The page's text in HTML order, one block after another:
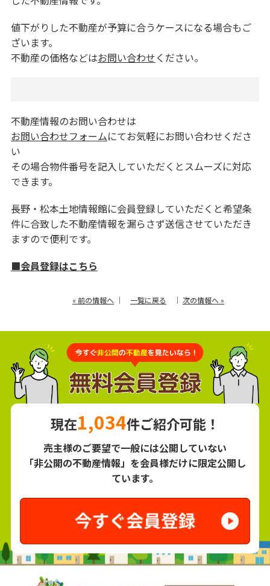
値下がりした不動産が予算に合うケースになる場合もご
ざいます。
不動産の価格などはお問い合わせください。
不動産情報のお問い合わせは
お問い合わせフォームにてお気軽にお問い合わせくださ
い
その場合物件番号を記入していただくとスムーズに対応
できます。
長野・松本土地情報館に会員登録していただくと希望条
件に合致した不動産情報を漏らさず送信させていただき
ますので便利です。
■会員登録はこちら
« 前の情報へ ｜ 一覧に戻る ｜ 次の情報へ »
現在1,034件ご紹介可能！
売主様のご要望で一般には公開していない
「非公開の不動産情報」を会員様だけに限定公開し
ています。